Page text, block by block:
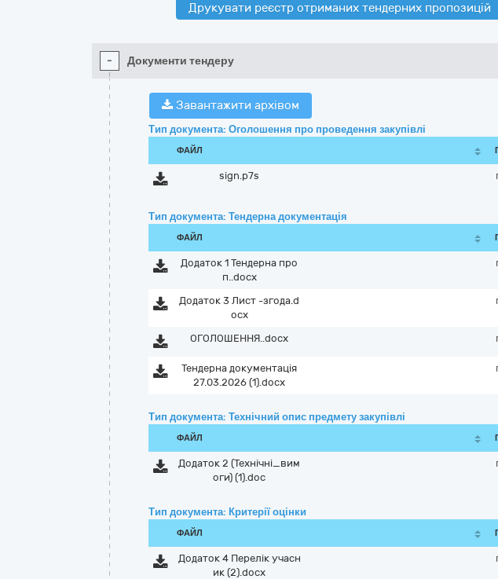
Друкувати реєстр отриманих тендерних пропозицій
- Документи тендеру
Завантажити архівом
Тип документа: Оголошення про проведення закупівлі
ФАЙЛ
sign.p7s
Тип документа: Тендерна документація
ФАЙЛ
Додаток 1 Тендерна про
п..docx
Додаток 3 Лист -згода.d
ocx
ОГОЛОШЕННЯ..docx
Тендерна документація
27.03.2026 (1).docx
Тип документа: Технічний опис предмету закупівлі
ФАЙЛ
Додаток 2 (Технiчнi_вим
оги) (1).doc
Тип документа: Критерії оцінки
ФАЙЛ
Додаток 4 Перелік учасн
ик (2).docx